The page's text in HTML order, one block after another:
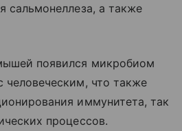
сальмонеллеза, а также
появился микробиом
что также
иммунитета, так
процессов.